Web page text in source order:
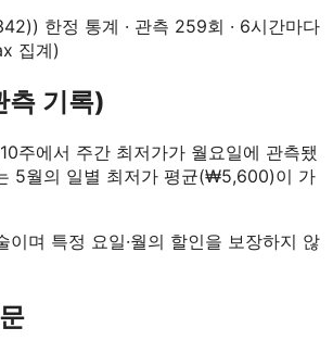
) 한정 통계 · 관측 259회 · 6시간마다
집계)
측 기록)
주에서 주간 최저가가 월요일에 관측됐
5월의 일별 최저가 평균(₩5,600)이 가
이며 특정 요일·월의 할인을 보장하지 않